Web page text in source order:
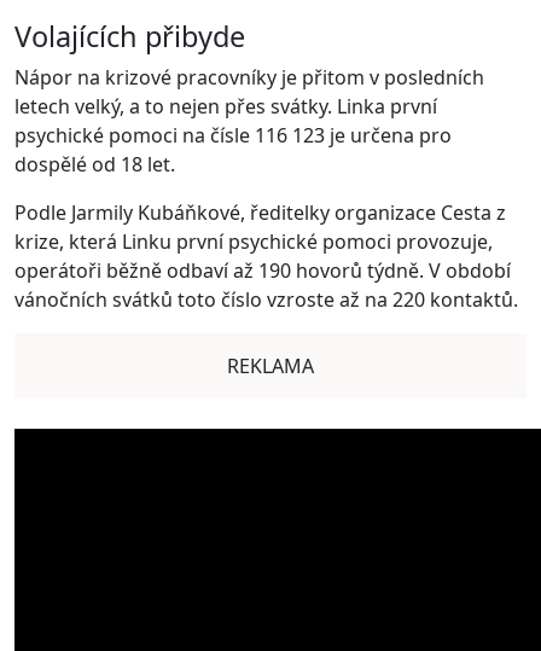
Volajících přibyde
Nápor na krizové pracovníky je přitom v posledních
letech velký, a to nejen přes svátky. Linka první
psychické pomoci na čísle 116 123 je určena pro
dospělé od 18 let.
Podle Jarmily Kubáňkové, ředitelky organizace Cesta z
krize, která Linku první psychické pomoci provozuje,
operátoři běžně odbaví až 190 hovorů týdně. V období
vánočních svátků toto číslo vzroste až na 220 kontaktů.
REKLAMA